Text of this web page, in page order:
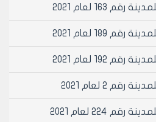
اللجنة المشكلة لتخصيص
إعلانات مجلس المدينة ويبلغ
لمجلس مدينة
163 لعام 2021
189 لعام 2021
192 لعام 2021
2 لعام 2021
224 لعام 2021